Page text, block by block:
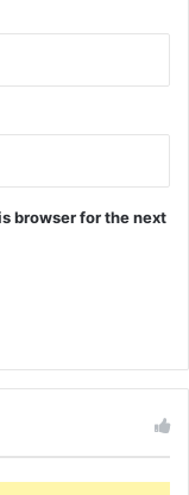
browser for the next